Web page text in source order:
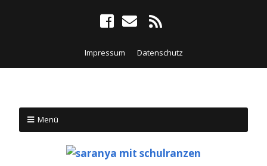
Impressum Datenschutz
Menü